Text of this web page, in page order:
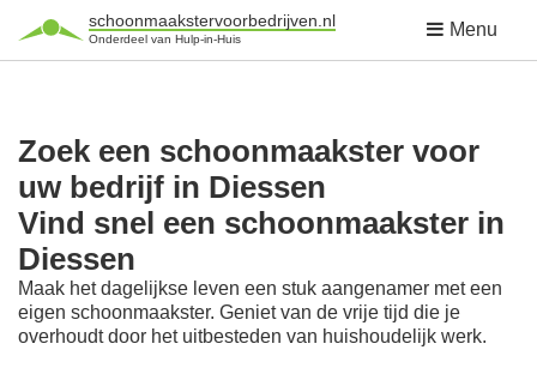
schoonmaakstervoorbedrijven.nl
Onderdeel van Hulp-in-Huis Menu
Zoek een schoonmaakster voor
uw bedrijf in Diessen
Vind snel een schoonmaakster in
Diessen
Maak het dagelijkse leven een stuk aangenamer met een
eigen schoonmaakster. Geniet van de vrije tijd die je
overhoudt door het uitbesteden van huishoudelijk werk.